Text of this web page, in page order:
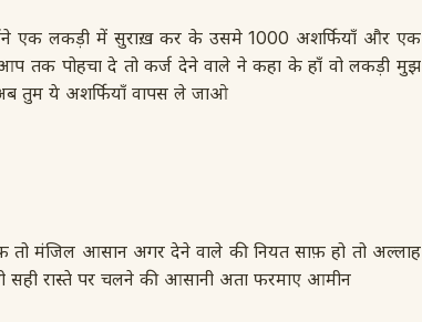
एक लकड़ी में सुराख़ कर के उसमे 1000 अशर्फियाँ और एक
तक पोहचा दे तो कर्ज देने वाले ने कहा के हाँ वो लकड़ी मुझ
तुम ये अशर्फियाँ वापस ले जाओ
मंजिल आसान अगर देने वाले की नियत साफ़ हो तो अल्लाह
सही रास्ते पर चलने की आसानी अता फरमाए आमीन